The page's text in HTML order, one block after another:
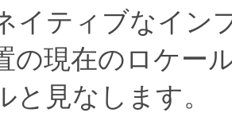
イティブなイン
の現在のロケー
と見なします。